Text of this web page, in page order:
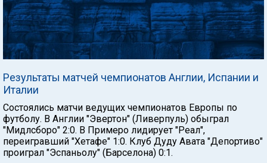
Результаты матчей чемпионатов Англии, Испании и
Италии
Состоялись матчи ведущих чемпионатов Европы по
футболу. В Англии "Эвертон" (Ливерпуль) обыграл
"Мидлсборо" 2:0. В Примеро лидирует "Реал",
переигравший "Хетафе" 1:0. Клуб Дуду Авата "Депортиво"
проиграл "Эспаньолу" (Барселона) 0:1.